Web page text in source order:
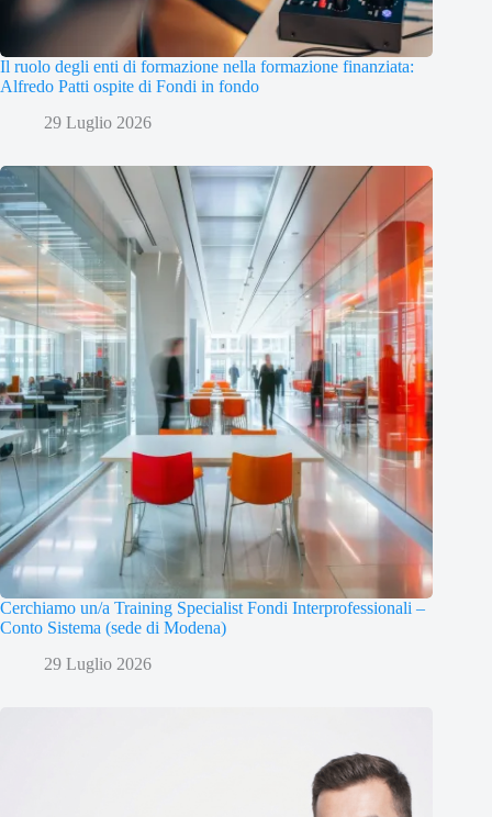
Il ruolo degli enti di formazione nella formazione finanziata:
Alfredo Patti ospite di Fondi in fondo
29 Luglio 2026
Cerchiamo un/a Training Specialist Fondi Interprofessionali –
Conto Sistema (sede di Modena)
29 Luglio 2026